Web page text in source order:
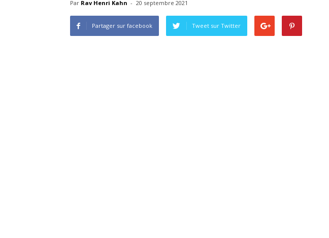
Par Rav Henri Kahn - 20 septembre 2021
Partager sur facebook Tweet sur Twitter